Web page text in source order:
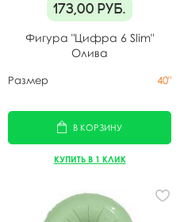
173,00 руб.
Фигура "Цифра 6 Slim"
Олива
Размер 40"
В КОРЗИНУ
КУПИТЬ В 1 КЛИК